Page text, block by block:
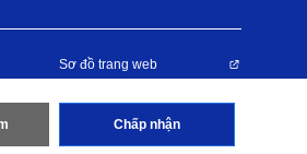
Sơ đồ trang web
Chấp nhận